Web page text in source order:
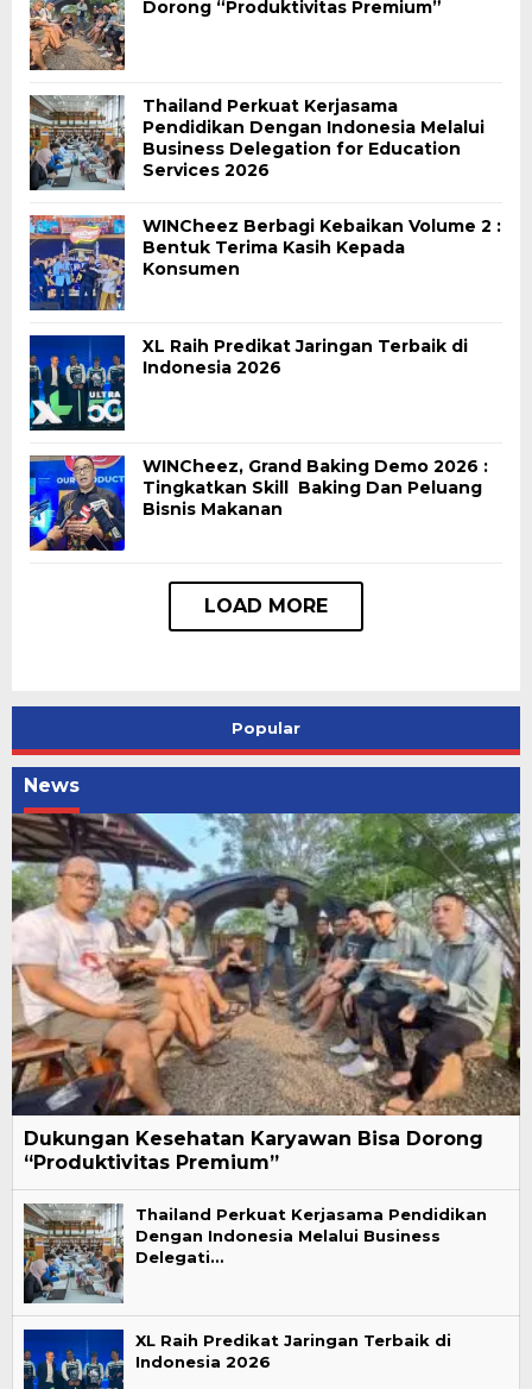
Dorong “Produktivitas Premium”
Thailand Perkuat Kerjasama
Pendidikan Dengan Indonesia Melalui
Business Delegation for Education
Services 2026
WINCheez Berbagi Kebaikan Volume 2 :
Bentuk Terima Kasih Kepada
Konsumen
XL Raih Predikat Jaringan Terbaik di
Indonesia 2026
WINCheez, Grand Baking Demo 2026 :
Tingkatkan Skill Baking Dan Peluang
Bisnis Makanan
Popular
News
Dukungan Kesehatan Karyawan Bisa Dorong
“Produktivitas Premium”
Thailand Perkuat Kerjasama Pendidikan
Dengan Indonesia Melalui Business
Delegati…
XL Raih Predikat Jaringan Terbaik di
Indonesia 2026